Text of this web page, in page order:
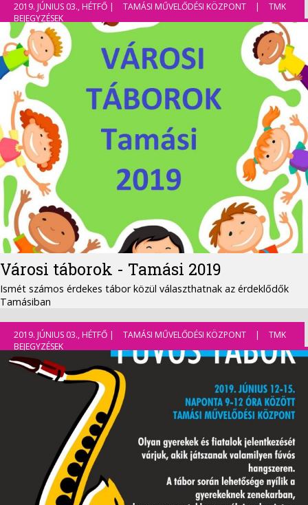
2019. JÚNIUS 03., HÉTFŐ | TAMÁSI MŰVELŐDÉSI KÖZPONT |
TMK
BEJEGYZÉSEK
Városi táborok - Tamási 2019
Ismét számos érdekes tábor közül választhatnak az érdeklődők
Tamásiban
2019. JÚNIUS 03., HÉTFŐ | TAMÁSI MŰVELŐDÉSI KÖZPONT |
TMK
BEJEGYZÉSEK